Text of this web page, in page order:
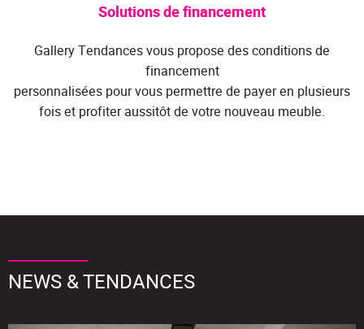
Solutions de financement
Gallery Tendances vous propose des conditions de
financement
personnalisées pour vous permettre de payer en plusieurs
fois et profiter aussitôt de votre nouveau meuble.
NEWS & TENDANCES